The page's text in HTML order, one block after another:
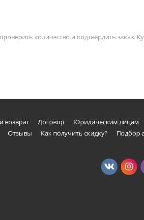
количество и подтвердить заказ.
возврат Договор Юридическим лицам
Отзывы Как получить скидку? Подбор